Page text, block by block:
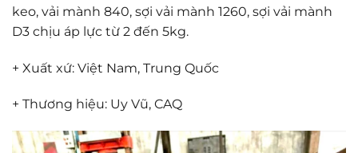
keo, vải mành 840, sợi vải mành 1260, sợi vải mành
D3 chịu áp lực từ 2 đến 5kg.
+ Xuất xứ: Việt Nam, Trung Quốc
+ Thương hiệu: Uy Vũ, CAQ